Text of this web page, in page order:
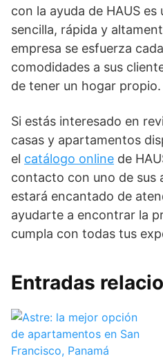
con la ayuda de HAUS es
sencilla, rápida y
empresa se esfuerza
comodidades a sus
de tener un hogar propio.
Si estás interesado en
casas y apartamentos
el catálogo online de
contacto con uno de sus
estará encantado de
ayudarte a encontrar la
cumpla con todas tus
Entradas